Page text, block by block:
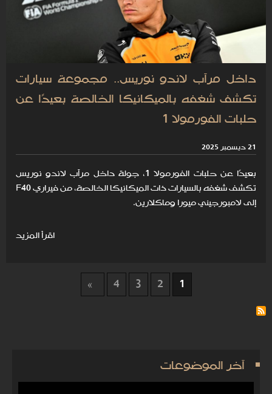
داخل مرآب لاندو نوريس.. مجموعة سيارات
تكشف شغفه بالميكانيكا الخالصة بعيدًا عن
حلبات الفورمولا 1
21 ديسمبر 2025
بعيدًا عن حلبات الفورمولا 1، جولة داخل مرآب لاندو نوريس
تكشف شغفه بالسيارات ذات الميكانيكا الخالصة، من فيراري F40
إلى لامبورجيني ميورا وماكلارين.
اقرأ المزيد
1
2
3
4
آخر الموضوعات